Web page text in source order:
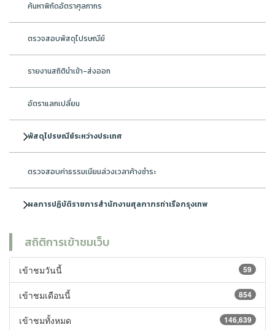
ค้นหาพิกัดอัตราศุลกากร
ตรวจสอบพัสดุไปรษณีย์
รายงานสถิตินำเข้า-ส่งออก
อัตราแลกเปลี่ยน
พัสดุไปรษณีย์ระหว่างประเทศ
ตรวจสอบค่าธรรมเนียมล่วงเวลาค้างชำระ
ผลการปฏิบัติราชการสำนักงานศุลกากรท่าเรือกรุงเทพ
สถิติการเข้าชมเว็บ
59
เข้าชมวันนี้
854
เข้าชมเดือนนี้
146,639
เข้าชมทั้งหมด